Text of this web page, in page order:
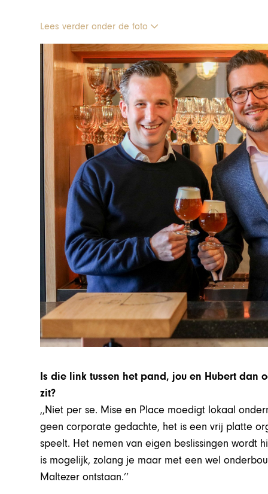
Lees verder onder de foto
Is die link tussen het pand, jou en Hubert
zit?
,,Niet per se. Mise en Place moedigt lokaal
geen corporate gedachte, het is een vrij platte
speelt. Het nemen van eigen beslissingen wordt
is mogelijk, zolang je maar met een wel
Maltezer ontstaan.’’